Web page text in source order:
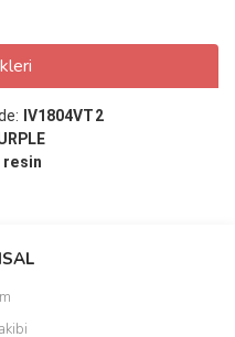
IV1804VT2
resin